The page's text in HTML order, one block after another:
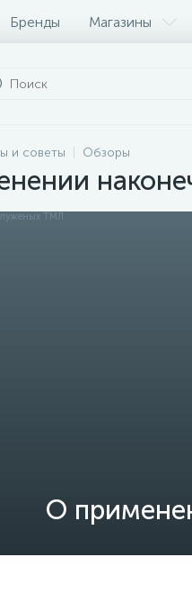
Бренды Магазины
и советы Обзоры
О